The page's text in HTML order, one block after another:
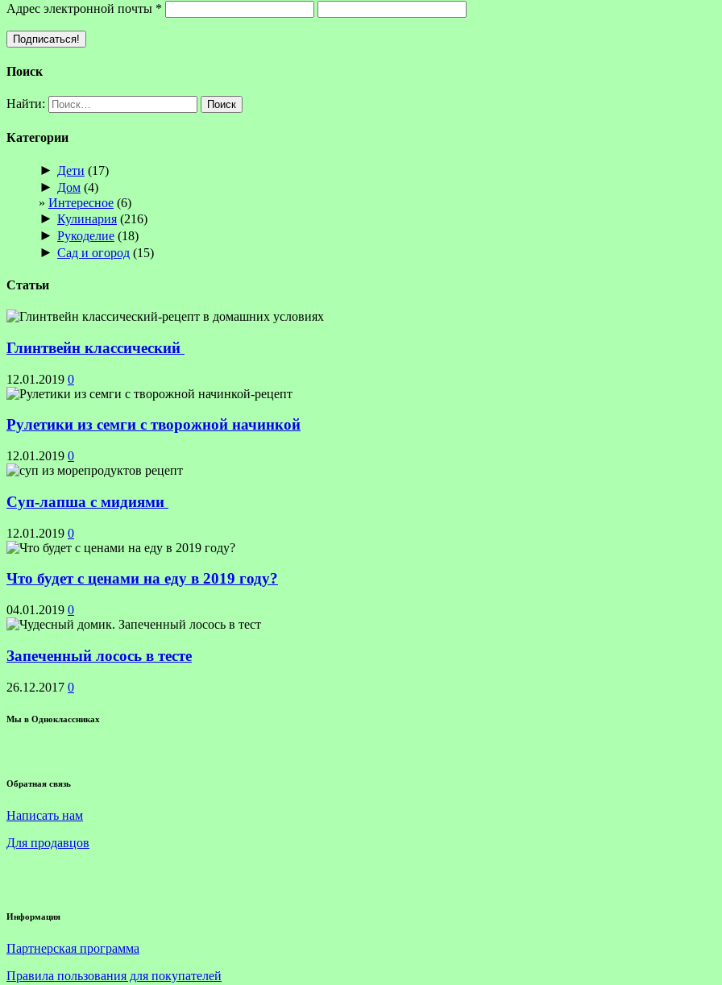
Адрес электронной почты *
Поиск
Найти:
Категории
► Дети (17)
► Дом (4)
Интересное (6)
► Кулинария (216)
► Рукоделие (18)
► Сад и огород (15)
Статьи
Глинтвейн классический
12.01.2019 0
Рулетики из семги с творожной начинкой
12.01.2019 0
Суп-лапша с мидиями
12.01.2019 0
Что будет с ценами на еду в 2019 году?
04.01.2019 0
Запеченный лосось в тесте
26.12.2017 0
Мы в Одноклассниках
Обратная связь
Написать нам
Для продавцов
Информация
Партнерская программа
Правила пользования для покупателей